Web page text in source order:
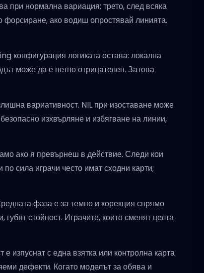
при нормална вариация; трето, след всяка
форсиране, ако водиш опростявай линията.
конфигурация логиката остава: локална
може да е нетно отрицателен. Затова
вариативност. NIL при изоставане може
изхвърляне и избягване на линии,
ако я превърнеш в действие. Следи кои
сила играчи често имат сходни карти;
фаза е за темпо и корекция спрямо
стойност. Играчите, които сменят целта
изпуснат с една взятка или контролна карта
дефекти. Когато моделът за обява и